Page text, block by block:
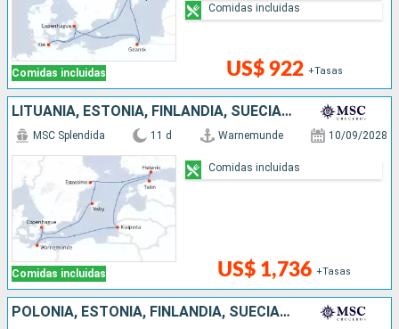
Comidas incluidas US$ 922 +Tasas
Comidas incluidas
LITUANIA, ESTONIA, FINLANDIA, SUECIA, DINAMARCA, ALEMANIA
Comidas incluidas
MSC Splendida 11 d Warnemunde 10/09/2028
US$ 1,736 +Tasas
Comidas incluidas
POLONIA, ESTONIA, FINLANDIA, SUECIA, DINAMARCA, ALEMANIA